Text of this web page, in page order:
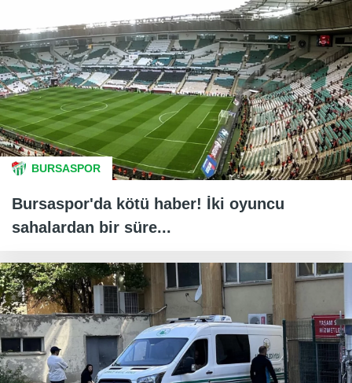
BURSASPOR
Bursaspor'da kötü haber! İki oyuncu
sahalardan bir süre...